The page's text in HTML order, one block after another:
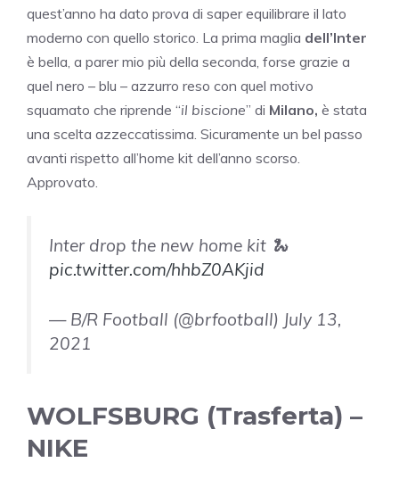
quest’anno ha dato prova di saper equilibrare il lato
moderno con quello storico. La prima maglia dell’Inter
è bella, a parer mio più della seconda, forse grazie a
quel nero – blu – azzurro reso con quel motivo
squamato che riprende “il biscione” di Milano, è stata
una scelta azzeccatissima. Sicuramente un bel passo
avanti rispetto all’home kit dell’anno scorso.
Approvato.
Inter drop the new home kit 🐍
pic.twitter.com/hhbZ0AKjid
— B/R Football (@brfootball) July 13,
2021
WOLFSBURG (Trasferta) –
NIKE